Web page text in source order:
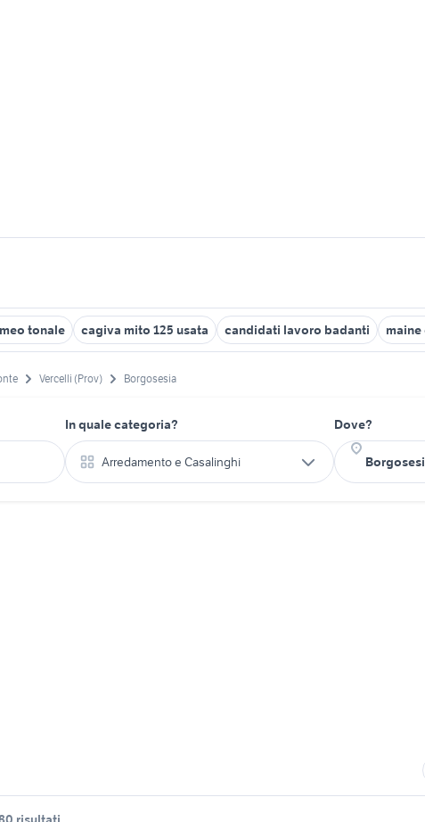
tonale cagiva mito 125 usata candidati lavoro badanti
Vercelli (Prov) Borgosesia
In quale categoria?
Arredamento e Casalinghi
Dove?